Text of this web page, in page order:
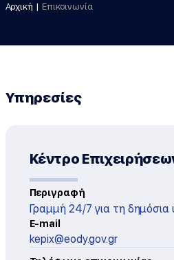
Αρχική Επικοινωνία
Υπηρεσίες
Κέντρο
Περιγραφή
Γραμμή 24/7 για τη δημόσια
E-mail
kepix@eody.gov.gr